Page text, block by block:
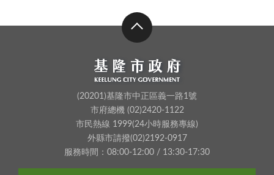
(20201)基隆市中正區義一路1號
市府總機 (02)2420-1122
市民熱線 1999(24小時服務專線)
外縣市請撥(02)2192-0917
服務時間：08:00-12:00 / 13:30-17:30